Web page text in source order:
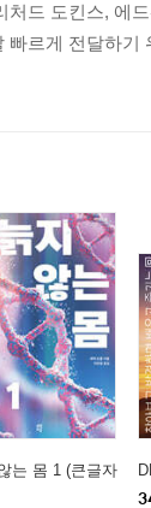
처드 도킨스, 에
빠르게 전달하
는 몸 1 (큰글자